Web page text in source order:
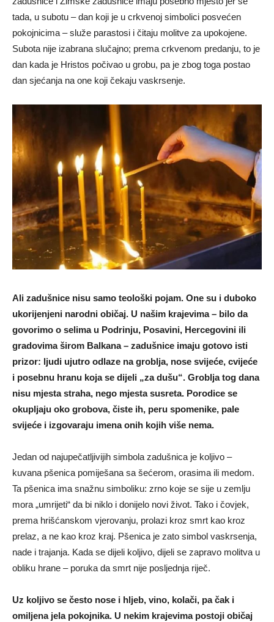
tada, u subotu – dan koji je u crkvenoj simbolici posvećen
pokojnicima – služe parastosi i čitaju molitve za upokojene.
Subota nije izabrana slučajno; prema crkvenom predanju, to je
dan kada je Hristos počivao u grobu, pa je zbog toga postao
dan sjećanja na one koji čekaju vaskrsenje.
Ali zadušnice nisu samo teološki pojam. One su i duboko
ukorijenjeni narodni običaj. U našim krajevima – bilo da
govorimo o selima u Podrinju, Posavini, Hercegovini ili
gradovima širom Balkana – zadušnice imaju gotovo isti
prizor: ljudi ujutro odlaze na groblja, nose svijeće, cvijeće
i posebnu hranu koja se dijeli „za dušu“. Groblja tog dana
nisu mjesta straha, nego mjesta susreta. Porodice se
okupljaju oko grobova, čiste ih, peru spomenike, pale
svijeće i izgovaraju imena onih kojih više nema.
Jedan od najupečatljivijih simbola zadušnica je koljivo –
kuvana pšenica pomiješana sa šećerom, orasima ili medom.
Ta pšenica ima snažnu simboliku: zrno koje se sije u zemlju
mora „umrijeti“ da bi niklo i donijelo novi život. Tako i čovjek,
prema hrišćanskom vjerovanju, prolazi kroz smrt kao kroz
prelaz, a ne kao kroz kraj. Pšenica je zato simbol vaskrsenja,
nade i trajanja. Kada se dijeli koljivo, dijeli se zapravo molitva u
obliku hrane – poruka da smrt nije posljednja riječ.
Uz koljivo se često nose i hljeb, vino, kolači, pa čak i
omiljena jela pokojnika. U nekim krajevima postoji običaj